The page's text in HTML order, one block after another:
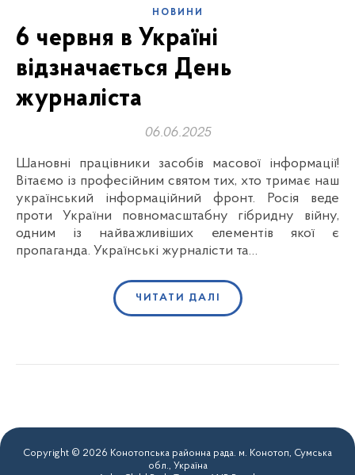
НОВИНИ
6 червня в Україні
відзначається День
журналіста
06.06.2025
Шановні працівники засобів масової інформації!
Вітаємо із професійним святом тих, хто тримає наш
український інформаційний фронт. Росія веде
проти України повномасштабну гібридну війну,
одним із найважливіших елементів якої є
пропаганда. Українські журналісти та…
ЧИТАТИ ДАЛІ
Copyright © 2026 Конотопська районна рада. м. Конотоп, Сумська
обл., Україна